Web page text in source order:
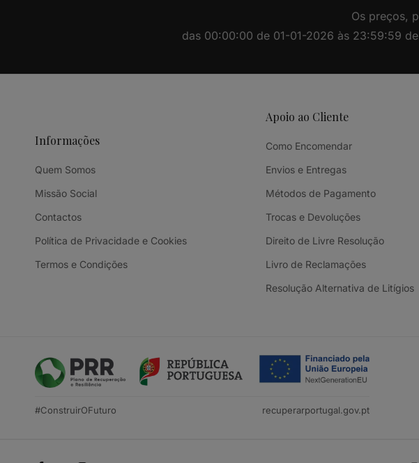
Os preços,
das 00:00:00 de 01-01-2026 às 23:59:59
Informações
Quem Somos
Missão Social
Contactos
Política de Privacidade e Cookies
Termos e Condições
Apoio ao Cliente
Como Encomendar
Envios e Entregas
Métodos de Pagamento
Trocas e Devoluções
Direito de Livre Resolução
Livro de Reclamações
Resolução Alternativa de Litígios
#ConstruirOFuturo recuperarportugal.gov.pt